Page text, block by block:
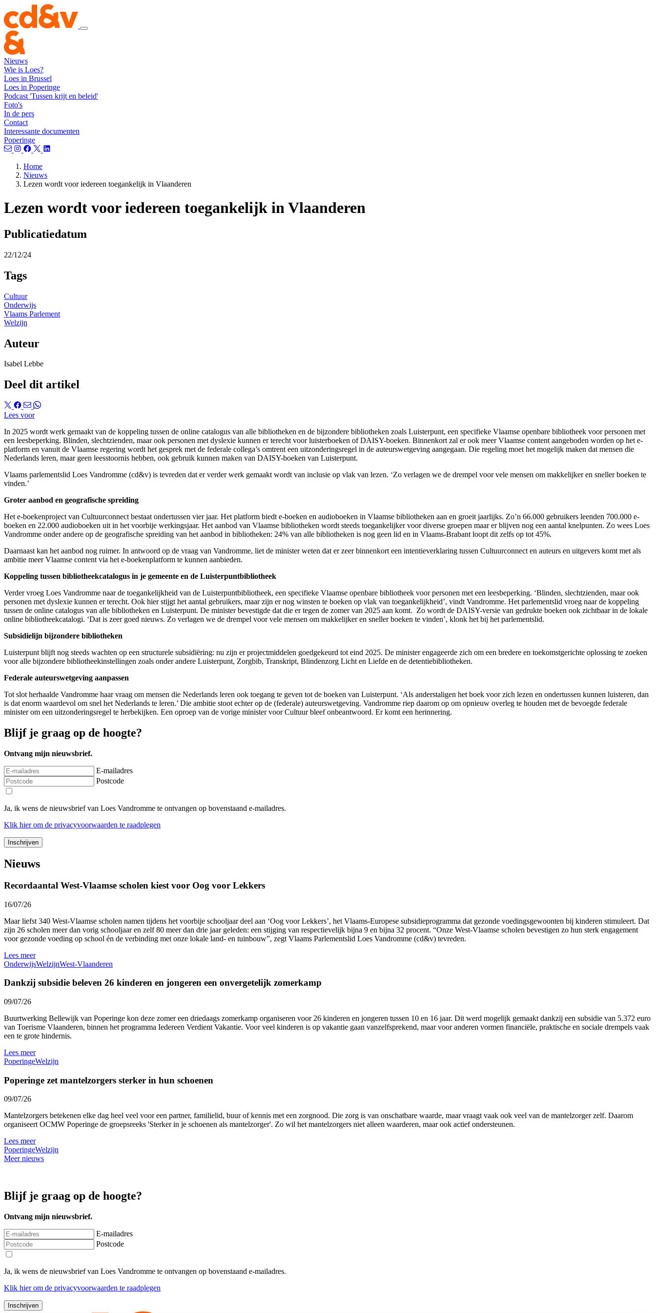
Nieuws
Wie is Loes?
Loes in Brussel
Loes in Poperinge
Podcast 'Tussen krijt en beleid'
Foto's
In de pers
Contact
Interessante documenten
Poperinge
Home
Nieuws
Lezen wordt voor iedereen toegankelijk in Vlaanderen
Lezen wordt voor iedereen toegankelijk in Vlaanderen
Publicatiedatum
22/12/24
Tags
Cultuur
Onderwijs
Vlaams Parlement
Welzijn
Auteur
Isabel Lebbe
Deel dit artikel
Lees voor
In 2025 wordt werk gemaakt van de koppeling tussen de online catalogus van alle bibliotheken en de bijzondere bibliotheken zoals Luisterpunt, een specifieke Vlaamse openbare bibliotheek voor personen met
een leesbeperking. Blinden, slechtzienden, maar ook personen met dyslexie kunnen er terecht voor luisterboeken of DAISY-boeken. Binnenkort zal er ook meer Vlaamse content aangeboden worden op het e-
platform en vanuit de Vlaamse regering wordt het gesprek met de federale collega’s omtrent een uitzonderingsregel in de auteurswetgeving aangegaan. Die regeling moet het mogelijk maken dat mensen die
Nederlands leren, maar geen leesstoornis hebben, ook gebruik kunnen maken van DAISY-boeken van Luisterpunt.
Vlaams parlementslid Loes Vandromme (cd&v) is tevreden dat er verder werk gemaakt wordt van inclusie op vlak van lezen. ‘Zo verlagen we de drempel voor vele mensen om makkelijker en sneller boeken te
vinden.’
Groter aanbod en geografische spreiding
Het e-boekenproject van Cultuurconnect bestaat ondertussen vier jaar. Het platform biedt e-boeken en audioboeken in Vlaamse bibliotheken aan en groeit jaarlijks. Zo’n 66.000 gebruikers leenden 700.000 e-
boeken en 22.000 audioboeken uit in het voorbije werkingsjaar. Het aanbod van Vlaamse bibliotheken wordt steeds toegankelijker voor diverse groepen maar er blijven nog een aantal knelpunten. Zo wees Loes
Vandromme onder andere op de geografische spreiding van het aanbod in bibliotheken: 24% van alle bibliotheken is nog geen lid en in Vlaams-Brabant loopt dit zelfs op tot 45%.
Daarnaast kan het aanbod nog ruimer. In antwoord op de vraag van Vandromme, liet de minister weten dat er zeer binnenkort een intentieverklaring tussen Cultuurconnect en auteurs en uitgevers komt met als
ambitie meer Vlaamse content via het e-boekenplatform te kunnen aanbieden.
Koppeling tussen bibliotheekcatalogus in je gemeente en de Luisterpuntbibliotheek
Verder vroeg Loes Vandromme naar de toegankelijkheid van de Luisterpuntbibliotheek, een specifieke Vlaamse openbare bibliotheek voor personen met een leesbeperking. ‘Blinden, slechtzienden, maar ook
personen met dyslexie kunnen er terecht. Ook hier stijgt het aantal gebruikers, maar zijn er nog winsten te boeken op vlak van toegankelijkheid’, vindt Vandromme. Het parlementslid vroeg naar de koppeling
tussen de online catalogus van alle bibliotheken en Luisterpunt. De minister bevestigde dat die er tegen de zomer van 2025 aan komt. Zo wordt de DAISY-versie van gedrukte boeken ook zichtbaar in de lokale
online bibliotheekcatalogi. ‘Dat is zeer goed nieuws. Zo verlagen we de drempel voor vele mensen om makkelijker en sneller boeken te vinden’, klonk het bij het parlementslid.
Subsidielijn bijzondere bibliotheken
Luisterpunt blijft nog steeds wachten op een structurele subsidiëring: nu zijn er projectmiddelen goedgekeurd tot eind 2025. De minister engageerde zich om een bredere en toekomstgerichte oplossing te zoeken
voor alle bijzondere bibliotheekinstellingen zoals onder andere Luisterpunt, Zorgbib, Transkript, Blindenzorg Licht en Liefde en de detentiebibliotheken.
Federale auteurswetgeving aanpassen
Tot slot herhaalde Vandromme haar vraag om mensen die Nederlands leren ook toegang te geven tot de boeken van Luisterpunt. ‘Als anderstaligen het boek voor zich lezen en ondertussen kunnen luisteren, dan
is dat enorm waardevol om snel het Nederlands te leren.’ Die ambitie stoot echter op de (federale) auteurswetgeving. Vandromme riep daarom op om opnieuw overleg te houden met de bevoegde federale
minister om een uitzonderingsregel te herbekijken. Een oproep van de vorige minister voor Cultuur bleef onbeantwoord. Er komt een herinnering.
Blijf je graag op de hoogte?
Ontvang mijn nieuwsbrief.
E-mailadres
Postcode
Ja, ik wens de nieuwsbrief van Loes Vandromme te ontvangen op bovenstaand e-mailadres.
Klik hierom de privacyvoorwaarden te raadplegen
Nieuws
Recordaantal West-Vlaamse scholen kiest voor Oog voor Lekkers
16/07/26
Maar liefst 340 West-Vlaamse scholen namen tijdens het voorbije schooljaar deel aan ‘Oog voor Lekkers’, het Vlaams-Europese subsidieprogramma dat gezonde voedingsgewoonten bij kinderen stimuleert. Dat
zijn 26 scholen meer dan vorig schooljaar en zelf 80 meer dan drie jaar geleden: een stijging van respectievelijk bijna 9 en bijna 32 procent. “Onze West-Vlaamse scholen bevestigen zo hun sterk engagement
voor gezonde voeding op school én de verbinding met onze lokale land- en tuinbouw”, zegt Vlaams Parlementslid Loes Vandromme (cd&v) tevreden.
Lees meer
OnderwijsWelzijnWest-Vlaanderen
Dankzij subsidie beleven 26 kinderen en jongeren een onvergetelijk zomerkamp
09/07/26
Buurtwerking Bellewijk van Poperinge kon deze zomer een driedaags zomerkamp organiseren voor 26 kinderen en jongeren tussen 10 en 16 jaar. Dit werd mogelijk gemaakt dankzij een subsidie van 5.372 euro
van Toerisme Vlaanderen, binnen het programma Iedereen Verdient Vakantie. Voor veel kinderen is op vakantie gaan vanzelfsprekend, maar voor anderen vormen financiële, praktische en sociale drempels vaak
een te grote hindernis.
Lees meer
PoperingeWelzijn
Poperinge zet mantelzorgers sterker in hun schoenen
09/07/26
Mantelzorgers betekenen elke dag heel veel voor een partner, familielid, buur of kennis met een zorgnood. Die zorg is van onschatbare waarde, maar vraagt vaak ook veel van de mantelzorger zelf. Daarom
organiseert OCMW Poperinge de groepsreeks 'Sterker in je schoenen als mantelzorger'. Zo wil het mantelzorgers niet alleen waarderen, maar ook actief ondersteunen.
Lees meer
PoperingeWelzijn
Meer nieuws
Blijf je graag op de hoogte?
Ontvang mijn nieuwsbrief.
E-mailadres
Postcode
Ja, ik wens de nieuwsbrief van Loes Vandromme te ontvangen op bovenstaand e-mailadres.
Klik hierom de privacyvoorwaarden te raadplegen